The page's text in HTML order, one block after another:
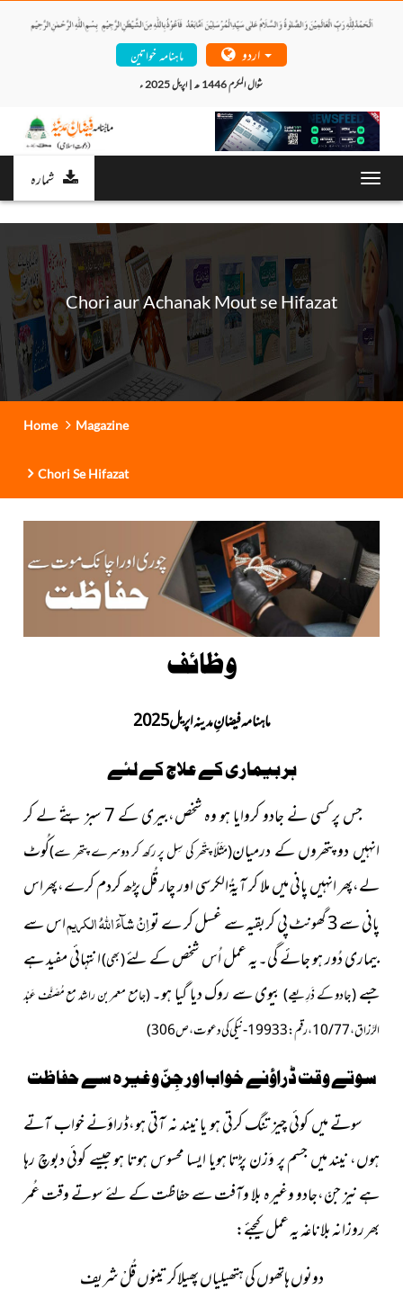
ماہنامہ خواتین
شوال المکرم 1446 ھ | اپریل 2025 ء
شمارہ
Chori aur Achanak Mout se Hifazat
Home Magazine
Chori Se Hifazat
وظائف
ماہنامہ فیضانِ مدینہ اپریل 2025
ہر بیماری کے علاج کے لئے
جس پر کسی نے جادو کروایا ہو وہ شخص،بیری کے 7 سبز پتّے لے کر
انہیں دو پتھروں کے درمیان(مَثَلًا پتّھر کی سِل پر رکھ کر دوسرے پتھر سے)کُوٹ
لے،پھر انہیں پانی میں ملا کر آیۃُ الکرسی اور چار قُل پڑھ کردم کرے،پھراس
پانی سے 3 گھونٹ پی کربقیہ سے غسل کر ے تو
اِنْ شآءَ اللہُ الکریماس سے
بیماری دُور ہو جائے گی۔یہ عمل اُس شخص کے لئے(بھی)انتہائی مفید ہے
جسے(جادو کے ذَرِیعے)بیوی سے روک دیا گیا ہو۔(جامع معمر بن راشد مع مُصَنَّف عَبْد
الرَّزاق، 10/77، رقم:19933-نیکی کی دعوت، ص306)
سوتے وقت ڈراؤنے خواب اور جِنّ وغیرہ سے حفاظت
سوتے میں کوئی چیز تنگ کرتی ہو یا نیند نہ آتی ہو،ڈراؤنے خواب آتے
ہوں، نیند میں جسم پر وَزن پڑتا ہویا ایسا محسوس ہوتا ہو جیسے کوئی دبوچ رہا
ہے نیز جنّ،جادو وغیرہ بلا وآفت سے حفاظت کے لئے سوتے وقت عُمر
بھر روزانہ بلا ناغہ یہ عمل کیجئے:
دونوں ہاتھوں کی ہتھیلیاں پھیلاکر تینوں قُلْ شریف